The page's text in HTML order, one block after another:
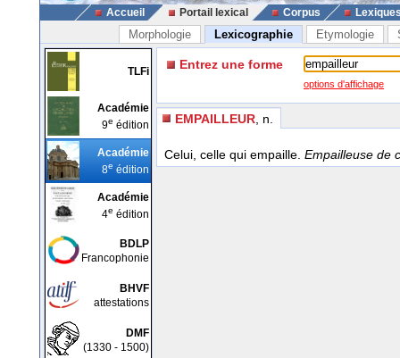
Accueil Portail lexical Corpus
Morphologie Lexicographie Etymologie
TLFi
Académie
9e édition
Académie
8e édition
Académie
4e édition
BDLP
Francophonie
BHVF
attestations
DMF
(1330 - 1500)
Entrez une forme
options d'affichage
EMPAILLEUR , n.
Celui, celle qui empaille. Empailleuse de